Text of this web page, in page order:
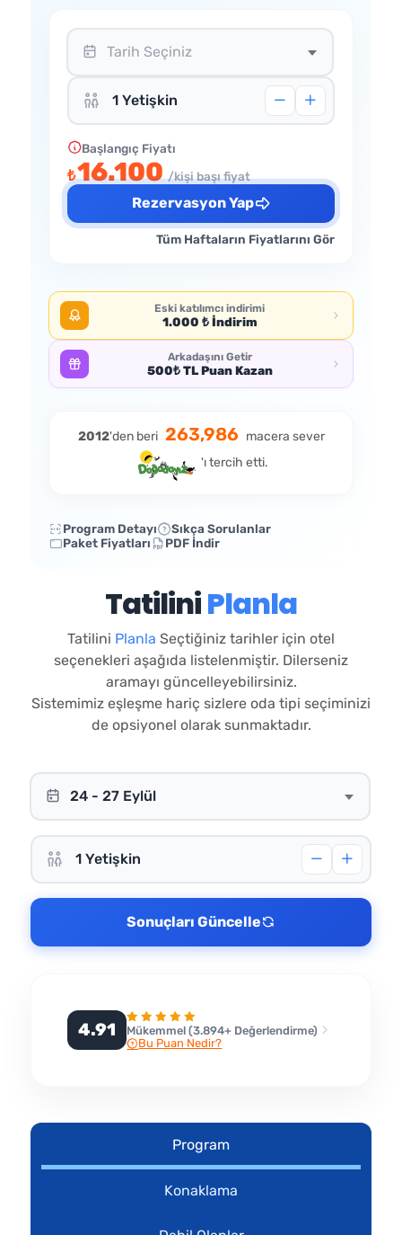
Tarih Seçiniz
Başlangıç Fiyatı
₺16.100 /kişi başı fiyat
Rezervasyon Yap
Tüm Haftaların Fiyatlarını Gör
Eski katılımcı indirimi
1.000 ₺ İndirim
Arkadaşını Getir
500₺ TL Puan Kazan
2012'den beri 263,986 macera sever
'ı tercih etti.
Program Detayı
Sıkça Sorulanlar
Paket Fiyatları
PDF İndir
TatiliniPlanla
Tatilini Planla Seçtiğiniz tarihler için otel
seçenekleri aşağıda listelenmiştir. Dilerseniz
aramayı güncelleyebilirsiniz.
Sistemimiz eşleşme hariç sizlere oda tipi seçiminizi
de opsiyonel olarak sunmaktadır.
24 - 27 Eylül
Sonuçları Güncelle
4.91
Mükemmel (3.894+ Değerlendirme)
Bu Puan Nedir?
Program
Konaklama